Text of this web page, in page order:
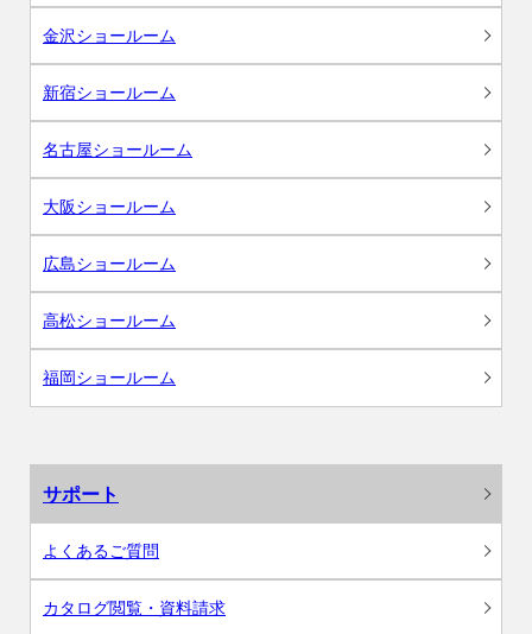
金沢ショールーム
新宿ショールーム
名古屋ショールーム
大阪ショールーム
広島ショールーム
高松ショールーム
福岡ショールーム
サポート
よくあるご質問
カタログ閲覧・資料請求